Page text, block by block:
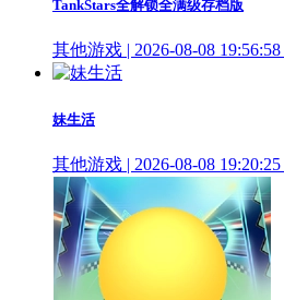
TankStars全解锁全满级存档版
其他游戏 | 2026-08-08 19:56:58
妹生活
其他游戏 | 2026-08-08 19:20:25